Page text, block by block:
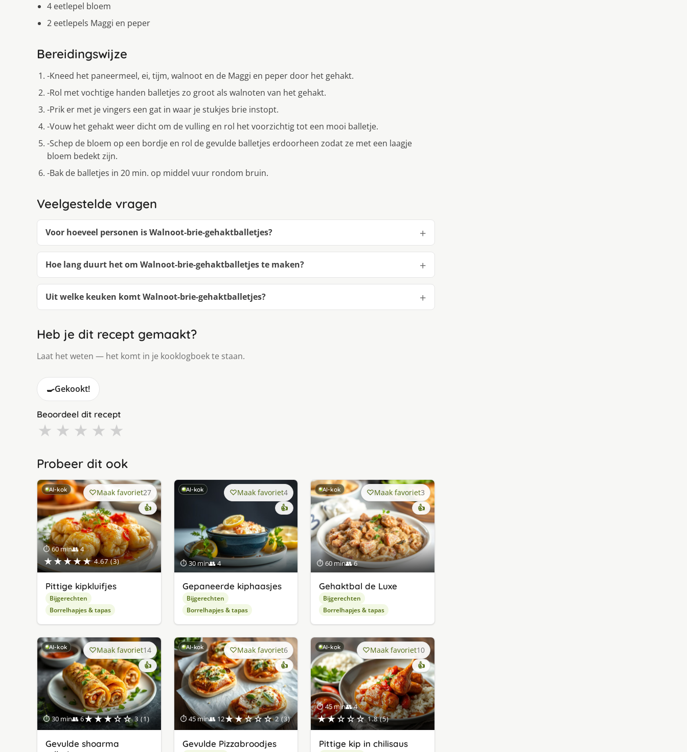
4 eetlepel bloem
2 eetlepels Maggi en peper
Bereidingswijze
-Kneed het paneermeel, ei, tijm, walnoot en de Maggi en peper door het gehakt.
-Rol met vochtige handen balletjes zo groot als walnoten van het gehakt.
-Prik er met je vingers een gat in waar je stukjes brie instopt.
-Vouw het gehakt weer dicht om de vulling en rol het voorzichtig tot een mooi balletje.
-Schep de bloem op een bordje en rol de gevulde balletjes erdoorheen zodat ze met een laagje
bloem bedekt zijn.
-Bak de balletjes in 20 min. op middel vuur rondom bruin.
Veelgestelde vragen
Voor hoeveel personen is Walnoot-brie-gehaktballetjes?
Hoe lang duurt het om Walnoot-brie-gehaktballetjes te maken?
Uit welke keuken komt Walnoot-brie-gehaktballetjes?
Heb je dit recept gemaakt?
Laat het weten — het komt in je kooklogboek te staan.
🍳Gekookt!
Beoordeel dit recept
★ ★ ★ ★ ★
Probeer dit ook
AI-kok
⏱ 60 min👥 4
★★★★★ 4.67 (3)
Maak favoriet27
👍
Pittige kipkluifjes
Bijgerechten
Borrelhapjes & tapas
AI-kok
⏱ 30 min👥 4
Maak favoriet4
👍
Gepaneerde kiphaasjes
Bijgerechten
Borrelhapjes & tapas
AI-kok
⏱ 60 min👥 6
Maak favoriet3
👍
Gehaktbal de Luxe
Bijgerechten
Borrelhapjes & tapas
AI-kok
⏱ 30 min👥 6★★★☆☆ 3 (1)
Maak favoriet14
👍
Gevulde shoarma
AI-kok
⏱ 45 min👥 12★★☆☆☆ 2 (3)
Maak favoriet6
👍
Gevulde Pizzabroodjes
AI-kok
⏱ 45 min👥 4
★★☆☆☆ 1.8 (5)
Maak favoriet10
👍
Pittige kip in chilisaus